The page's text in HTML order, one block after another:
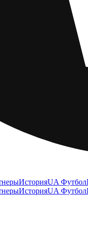
ИсторияUA Футбол
ИсторияUA Футбол